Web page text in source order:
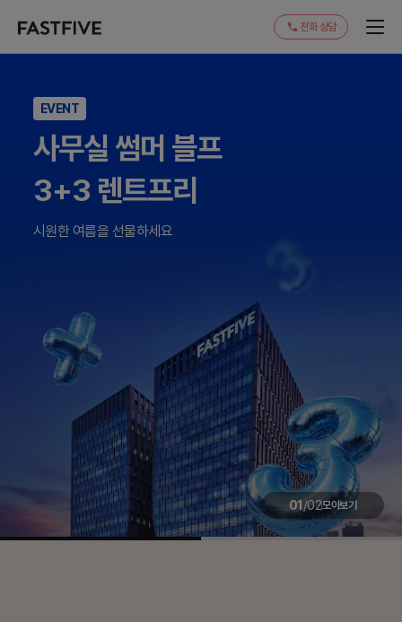
전화 상담
EVENT
신규 지점, 최대 50%
균일가 1인 25만 원부터
JUST MOVE IN! 신규 지점으로
EVENT
사무실 썸머 블프
3+3 렌트프리
시원한 여름을 선물하세요
EVENT
신규 지점, 최대 50%
균일가 1인 25만 원부터
JUST MOVE IN! 신규 지점으로
EVENT
사무실 썸머 블프
3+3 렌트프리
시원한 여름을 선물하세요
02 /02모아보기